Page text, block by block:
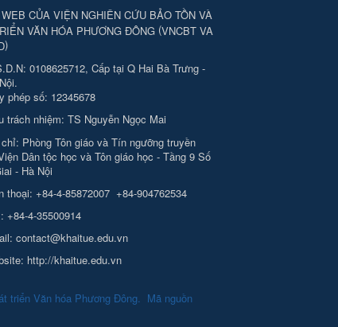
CỦA VIỆN NGHIÊN CỨU BẢO TỒN VÀ
VĂN HÓA PHƯƠNG ĐÔNG (VNCBT VA
)
0108625712, Cấp tại Q Hai Bà Trưng -
phép số: 12345678
trách nhiệm: TS Nguyễn Ngọc Mai
Phòng Tôn giáo và Tín ngưỡng truyền
Dân tộc học và Tôn giáo học - Tầng 9 Số
- Hà Nội
thoại: +84-4-85872007 +84-904762534
+84-4-35500914
contact@khaitue.edu.vn
http://khaitue.edu.vn
triển Văn hóa Phương Đông. Mã nguồn